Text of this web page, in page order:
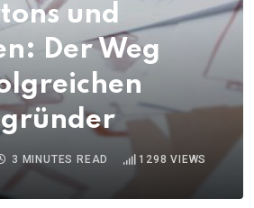
und
Der Weg
3 MINUTES READ 1298 VIEWS